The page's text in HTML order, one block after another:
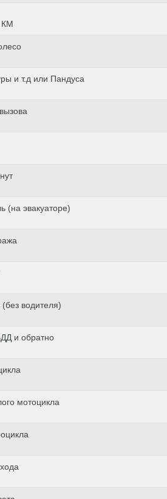
КМ
и т.д или Пандуса
(на эвакуаторе)
водителя)
и обратно
мотоцикла